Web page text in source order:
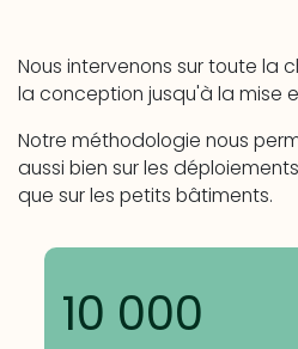
Nous intervenons sur toute la
la conception jusqu'à la mise
Notre méthodologie nous
aussi bien sur les
que sur les petits bâtiments.
10 000